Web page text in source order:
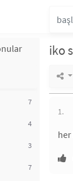
7
4
3
7
iko
1.